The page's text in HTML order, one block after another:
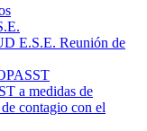
E.S.E. Reunión de
a medidas de
contagio con el